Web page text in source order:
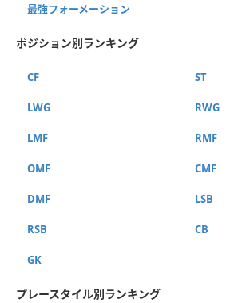
最強フォーメーション
ポジション別ランキング
CF ST
LWG RWG
LMF RMF
OMF CMF
DMF LSB
RSB CB
GK
プレースタイル別ランキング